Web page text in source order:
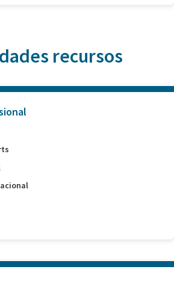
recursos